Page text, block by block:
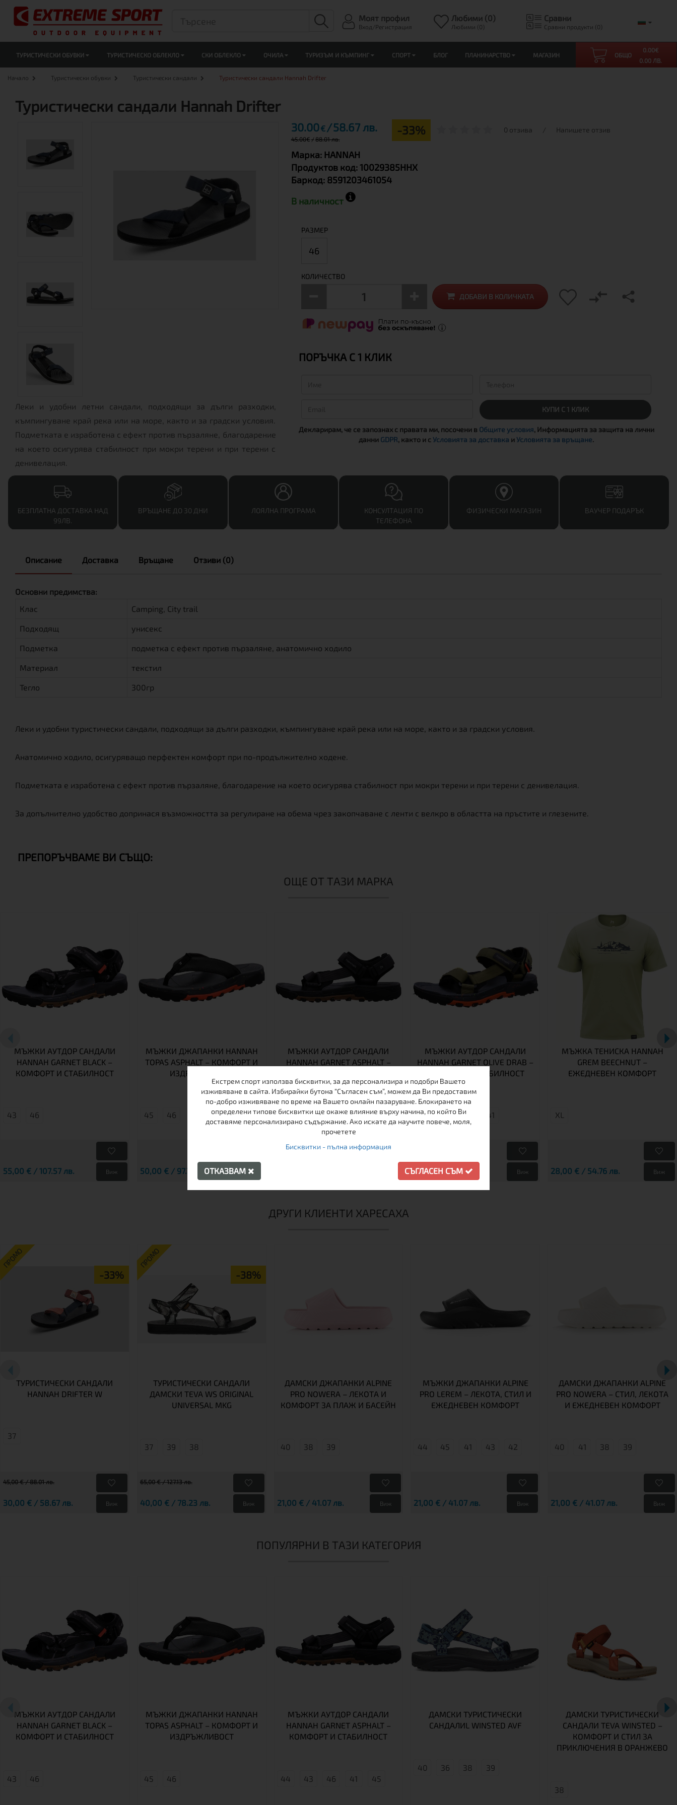
Моят профил
Вход/Регистрация
Любими (0)
Любими (0)
Сравни
Сравни продукти (0)
ТУРИСТИЧЕСКИ ОБУВКИ ТУРИСТИЧЕСКО ОБЛЕКЛО СКИ ОБЛЕКЛО ОЧИЛА ТУРИЗЪМ И КЪМПИНГ СПОРТ БЛОГ ПЛАНИНАРСТВО МАГАЗИН ОБЩО
0.00€
0.00 ЛВ.
Начало Туристически обувки Туристически сандали Туристически сандали Hannah Drifter
Туристически сандали Hannah Drifter
Леки и удобни летни сандали, подходящи за дълги разходки,
къмпингуване край река или на море, както и за градски условия.
Подметката е изработена с ефект против пързаляне, благодарение
на което осигурява стабилност при мокри терени и при терени с
денивелация.
30.00€ 58.67 лв.
45.00€ 88.01 лв.
-33% 0 отзива / Напишете отзив
Марка: HANNAH
Продуктов код:10029385HHX
Баркод: 8591203461054
В наличност
РАЗМЕР
46
КОЛИЧЕСТВО
ДОБАВИ В КОЛИЧКАТА
ПОРЪЧКА С 1 КЛИК
КУПИ С 1 КЛИК
Декларирам, че се запознах с правата ми, посочени в Общите условия, Информацията за защита на лични
данни GDPR, както и сУсловията за доставка иУсловията за връщане.
БЕЗПЛАТНА ДОСТАВКА НАД
99ЛВ.
ВРЪЩАНЕ ДО 30 ДНИ ЛОЯЛНА ПРОГРАМА
КОНСУЛТАЦИЯ ПО
ТЕЛЕФОНА
ФИЗИЧЕСКИ МАГАЗИН ВАУЧЕР ПОДАРЪК
Описание Доставка Връщане Отзиви (0)
Основни предимства:
Клас
Camping, City trail
Подходящ унисекс
Подметка подметка с ефект против пързаляне, анатомично ходило
Материал текстил
Тегло 300гр
Леки и удобни туристически сандали, подходящи за дълги разходки, къмпингуване край река или на море, както и за градски условия.
Анатомично ходило, осигуряващо перфектен комфорт при по-продължително ходене.
Подметката е изработена с ефект против пързаляне, благодарение на което осигурява стабилност при мокри терени и при терени с денивелация.
За допълнително удобство допринася възможността за регулиране на обема чрез закопчаване с ленти с велкро в областта на пръстите и глезените.
ПРЕПОРЪЧВАМЕ ВИ СЪЩО:
ОЩЕ ОТ ТАЗИ МАРКА
МЪЖКИ АУТДОР САНДАЛИ
HANNAH GARNET BLACK –
КОМФОРТ И СТАБИЛНОСТ
43 46
55,00 € / 107.57 лв. Виж
МЪЖКИ ДЖАПАНКИ HANNAH
TOPAS ASPHALT – КОМФОРТ И
ИЗДРЪЖЛИВОСТ
45 46
50,00 € / 97.79 лв. Виж
МЪЖКИ АУТДОР САНДАЛИ
HANNAH GARNET ASPHALT –
44 43 46 41 45
МЪЖКИ АУТДОР САНДАЛИ
HANNAH GARNET OLIVE DRAB –
КОМФОРТ И СТАБИЛНОСТ
43 44 46 41
55,00 € / 107.57 лв. Виж
МЪЖКА ТЕНИСКА HANNAH
GREM BEECHNUT –
ЕЖЕДНЕВЕН КОМФОРТ
XL
28,00 € / 54.76 лв. Виж
ДРУГИ КЛИЕНТИ ХАРЕСАХА
ПРОМО
-33%
ТУРИСТИЧЕСКИ САНДАЛИ
HANNAH DRIFTER W
37
45,00 € / 88.01 лв.
30,00 € / 58.67 лв. Виж
ПРОМО
-38%
ТУРИСТИЧЕСКИ САНДАЛИ
ДАМСКИ TEVA WS ORIGINAL
UNIVERSAL MKG
37 39 38
65,00 € / 127.13 лв.
40,00 € / 78.23 лв. Виж
ДАМСКИ ДЖАПАНКИ ALPINE
PRO NOWERA – ЛЕКОТА И
КОМФОРТ ЗА ПЛАЖ И БАСЕЙН
40 38 39
21,00 € / 41.07 лв. Виж
МЪЖКИ ДЖАПАНКИ ALPINE
PRO LEREM – ЛЕКОТА, СТИЛ И
ЕЖЕДНЕВЕН КОМФОРТ
44 45 41 43 42
21,00 € / 41.07 лв. Виж
ДАМСКИ ДЖАПАНКИ ALPINE
PRO NOWERA – СТИЛ, ЛЕКОТА
И ЕЖЕДНЕВЕН КОМФОРТ
40 41 38 39
21,00 € / 41.07 лв. Виж
ПОПУЛЯРНИ В ТАЗИ КАТЕГОРИЯ
МЪЖКИ АУТДОР САНДАЛИ
HANNAH GARNET BLACK –
КОМФОРТ И СТАБИЛНОСТ
43 46
МЪЖКИ ДЖАПАНКИ HANNAH
TOPAS ASPHALT – КОМФОРТ И
ИЗДРЪЖЛИВОСТ
45 46
МЪЖКИ АУТДОР САНДАЛИ
HANNAH GARNET ASPHALT –
КОМФОРТ И СТАБИЛНОСТ
44 43 46 41 45
ДАМСКИ ТУРИСТИЧЕСКИ
САНДАЛИL WINSTED AVF
40 36 38 39
ДАМСКИ ТУРИСТИЧЕСКИ
САНДАЛИ TEVA WINSTED –
КОМФОРТ И СТИЛ ЗА
ПРИКЛЮЧЕНИЯ В ОРАНЖЕВО
38
Екстрем спорт използва бисквитки, за да персонализира и подобри Вашето
изживяване в сайта. Избирайки бутона “Съгласен съм”, можем да Ви предоставим
по-добро изживяване по време на Вашето онлайн пазаруване. Блокирането на
определени типове бисквитки ще окаже влияние върху начина, по който Ви
доставяме персонализирано съдържание. Ако искате да научите повече, моля,
прочетете
Бисквитки - пълна информация
ОТКАЗВАМ СЪГЛАСЕН СЪМ